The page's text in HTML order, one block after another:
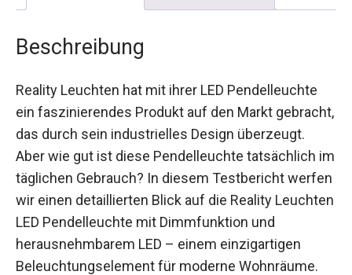
Beschreibung
Reality Leuchten hat mit ihrer LED Pendelleuchte
ein faszinierendes Produkt auf den Markt gebracht,
das durch sein industrielles Design überzeugt.
Aber wie gut ist diese Pendelleuchte tatsächlich im
täglichen Gebrauch? In diesem Testbericht werfen
wir einen detaillierten Blick auf die Reality Leuchten
LED Pendelleuchte mit Dimmfunktion und
herausnehmbarem LED – einem einzigartigen
Beleuchtungselement für moderne Wohnräume.